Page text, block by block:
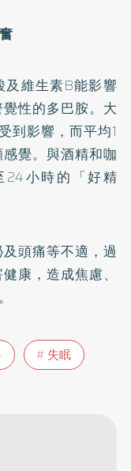
及維生素B能影響
性的多巴胺。大
到影響，而平均1
覺。與酒精和咖
24小時的「好精
及頭痛等不適，過
康，造成焦慮、
失眠